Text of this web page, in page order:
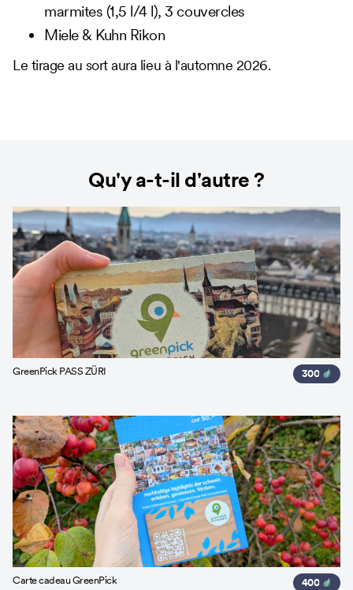
marmites (1,5 l/4 l), 3 couvercles
Miele & Kuhn Rikon
Le tirage au sort aura lieu à l'automne 2026.
Qu'y a-t-il d'autre ?
GreenPick PASS ZÜRI 300
Carte cadeau GreenPick 400